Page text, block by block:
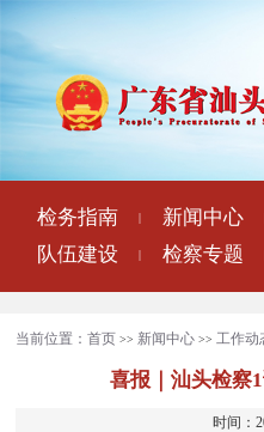
检务指南 新闻中心
队伍建设
检察专题
当前位置：首页 >> 新闻中心 >> 工作动
喜报｜汕头检察
时间：